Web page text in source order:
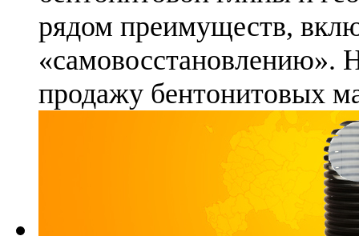
рядом преимуществ,
«самовосстановлению».
продажу бентонитовых